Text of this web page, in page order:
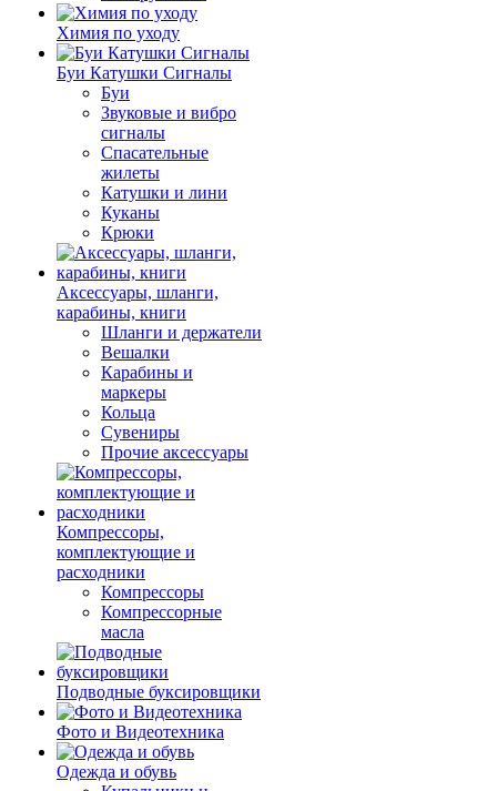
Химия по уходу
Буи Катушки Сигналы
Буи
Звуковые и вибро
сигналы
Спасательные
жилеты
Катушки и лини
Куканы
Крюки
Аксессуары, шланги,
карабины, книги
Шланги и держатели
Вешалки
Карабины и
маркеры
Кольца
Сувениры
Прочие аксессуары
Компрессоры,
комплектующие и
расходники
Компрессоры
Компрессорные
масла
Подводные буксировщики
Фото и Видеотехника
Одежда и обувь